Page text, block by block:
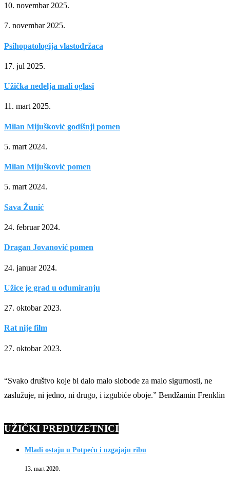
10. novembar 2025.
7. novembar 2025.
Psihopatologija vlastodržaca
17. jul 2025.
Užička nedelja mali oglasi
11. mart 2025.
Milan Mijušković godišnji pomen
5. mart 2024.
Milan Mijušković pomen
5. mart 2024.
Sava Žunić
24. februar 2024.
Dragan Jovanović pomen
24. januar 2024.
Užice je grad u odumiranju
27. oktobar 2023.
Rat nije film
27. oktobar 2023.
“Svako društvo koje bi dalo malo slobode za malo sigurnosti, ne
zaslužuje, ni jedno, ni drugo, i izgubiće oboje.” Bendžamin Frenklin
UŽIČKI PREDUZETNICI
Mladi ostaju u Potpeću i uzgajaju ribu
13. mart 2020.